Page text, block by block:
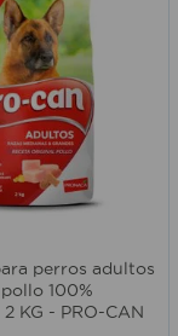
perros adultos
100%
KG - PRO-CAN